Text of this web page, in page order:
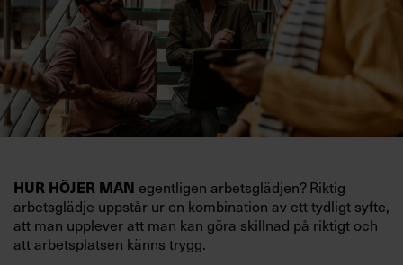
HUR HÖJER MAN egentligen arbetsglädjen? Riktig
arbetsglädje uppstår ur en kombination av ett tydligt syfte,
att man upplever att man kan göra skillnad på riktigt och
att arbetsplatsen känns trygg.